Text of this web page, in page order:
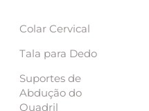
Colar Cervical
Tala para Dedo
Suportes de
Abdução do
Quadril